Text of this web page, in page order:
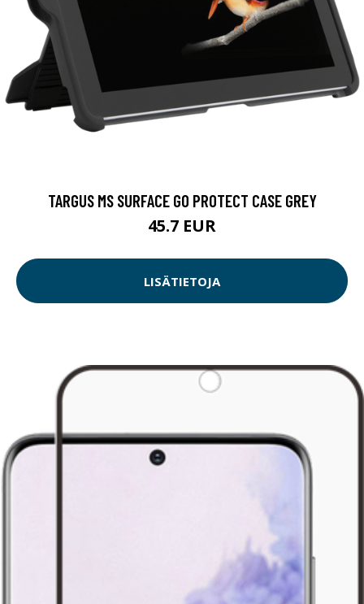
TARGUS MS SURFACE GO PROTECT CASE GREY
45.7 EUR
LISÄTIETOJA